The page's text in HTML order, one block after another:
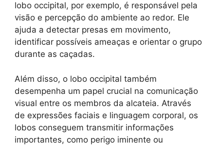
lobo occipital, por exemplo, é responsável pela
visão e percepção do ambiente ao redor. Ele
ajuda a detectar presas em movimento,
identificar possíveis ameaças e orientar o grupo
durante as caçadas.
Além disso, o lobo occipital também
desempenha um papel crucial na comunicação
visual entre os membros da alcateia. Através
de expressões faciais e linguagem corporal, os
lobos conseguem transmitir informações
importantes, como perigo iminente ou